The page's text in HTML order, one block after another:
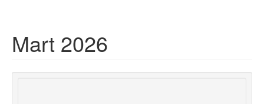
Mart 2026